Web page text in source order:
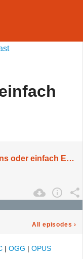
Epizentrum des Wahnsinns oder einfach Effzeh
All episodes ›
| OGG | OPUS